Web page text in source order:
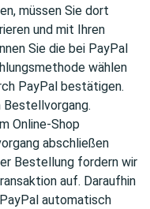
müssen Sie dort
und mit Ihren
Sie die bei PayPal
wählen
PayPal bestätigen.
Bestellvorgang.
Online-Shop
abschließen
Bestellung fordern wir
auf. Daraufhin
automatisch